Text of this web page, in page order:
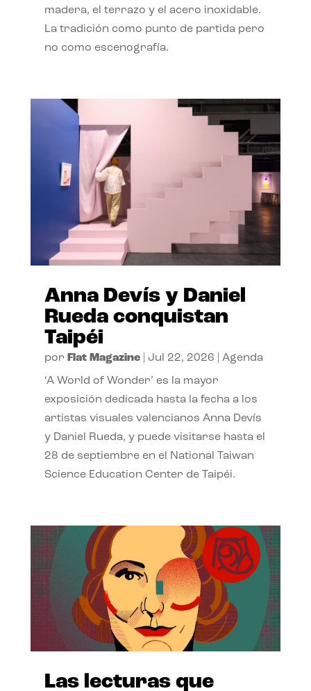
madera, el terrazo y el acero inoxidable.
La tradición como punto de partida pero
no como escenografía.
Anna Devís y Daniel
Rueda conquistan
Taipéi
por Flat Magazine| Jul 22, 2026 Agenda
‘A World of Wonder’ es la mayor
exposición dedicada hasta la fecha a los
artistas visuales valencianos Anna Devís
y Daniel Rueda, y puede visitarse hasta el
28 de septiembre en el National Taiwan
Science Education Center de Taipéi.
Las lecturas que